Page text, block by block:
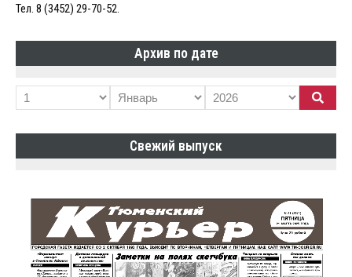
Тел. 8 (3452) 29-70-52.
Архив по дате
Свежий выпуск